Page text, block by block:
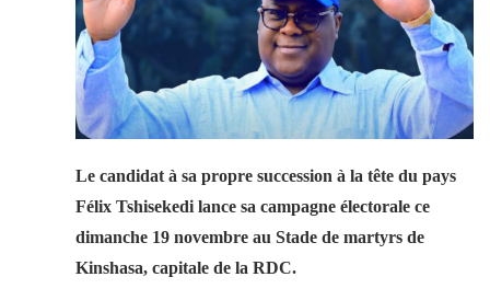
Le candidat à sa propre succession à la tête du pays
Félix Tshisekedi lance sa campagne électorale ce
dimanche 19 novembre au Stade de martyrs de
Kinshasa, capitale de la RDC.